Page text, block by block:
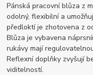
Pánská pracovní blůza z
odolný, flexibilní a
předloktí je zhotovena z
Blůza je vybavena
rukávy mají
Reflexní doplňky zvyšují
viditelností.